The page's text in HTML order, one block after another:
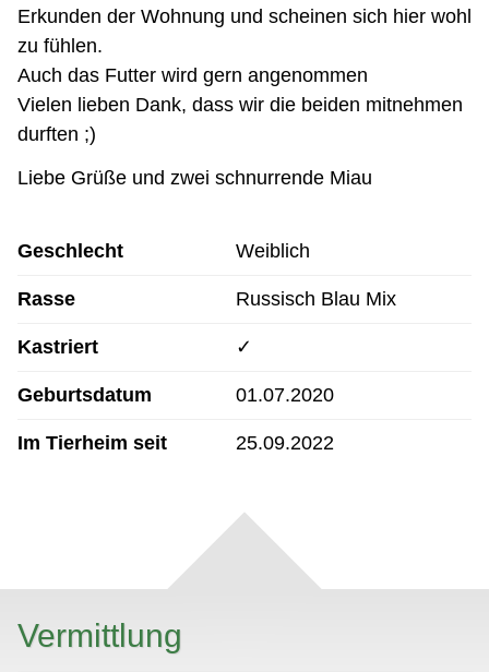
Erkunden der Wohnung und scheinen sich hier wohl
zu fühlen.
Auch das Futter wird gern angenommen
Vielen lieben Dank, dass wir die beiden mitnehmen
durften ;)
Liebe Grüße und zwei schnurrende Miau
Geschlecht Weiblich
Rasse Russisch Blau Mix
Kastriert ✓
Geburtsdatum 01.07.2020
Im Tierheim seit 25.09.2022
Vermittlung